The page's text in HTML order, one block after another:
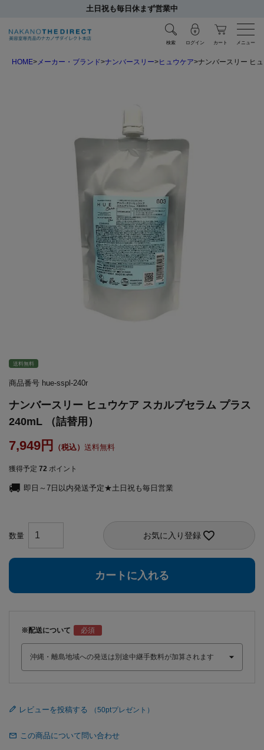
土日祝も毎日休まず営業中
検索 ログイン カート メニュー
HOME メーカー・ブランド ナンバースリー ヒュウケア ナンバースリー ヒ
送料無料
商品番号 hue-sspl-240r
ナンバースリー ヒュウケア スカルプセラム プラス
240mL （詰替用）
7,949 送料無料
獲得予定 72 ポイント
即日～7日以内発送予定★土日祝も毎日営業
お気に入り登録
カートに入れる
※配送について
レビューを投稿する
この商品について問い合わせ